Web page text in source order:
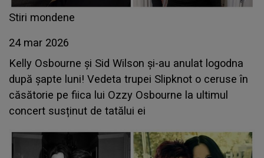
Stiri mondene
24 mar 2026
Kelly Osbourne și Sid Wilson și-au anulat logodna
după șapte luni! Vedeta trupei Slipknot o ceruse în
căsătorie pe fiica lui Ozzy Osbourne la ultimul
concert susținut de tatălui ei